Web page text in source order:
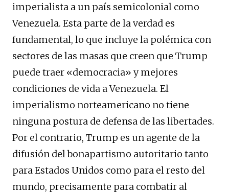
imperialista a un país semicolonial como
Venezuela. Esta parte de la verdad es
fundamental, lo que incluye la polémica con
sectores de las masas que creen que Trump
puede traer «democracia» y mejores
condiciones de vida a Venezuela. El
imperialismo norteamericano no tiene
ninguna postura de defensa de las libertades.
Por el contrario, Trump es un agente de la
difusión del bonapartismo autoritario tanto
para Estados Unidos como para el resto del
mundo, precisamente para combatir al